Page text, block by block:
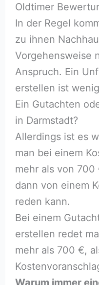
Oldtimer
In der Regel
zu ihnen
Vorgehensweise
Anspruch. Ein
erstellen ist
Ein Gutachten
in Darmstadt?
Allerdings ist es
man bei einem
mehr als von
dann von einem
reden kann.
Bei einem
erstellen redet
mehr als 700 €,
Warum immer